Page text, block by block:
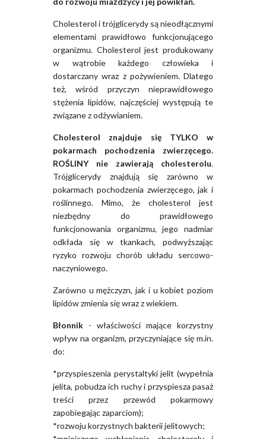
Cholesterol i trójglicerydy są nieodłącznymi
elementami prawidłowo funkcjonującego
organizmu. Cholesterol jest produkowany
w wątrobie każdego człowieka i
dostarczany wraz z pożywieniem. Dlatego
też, wśród przyczyn nieprawidłowego
stężenia lipidów, najczęściej występują te
związane z odżywianiem.
Cholesterol znajduje się TYLKO w
pokarmach pochodzenia zwierzęcego.
ROŚLINY nie zawierają cholesterolu.
Trójglicerydy znajdują się zarówno w
pokarmach pochodzenia zwierzęcego, jak i
roślinnego. Mimo, że cholesterol jest
niezbędny do prawidłowego
funkcjonowania organizmu, jego nadmiar
odkłada się w tkankach, podwyższając
ryzyko rozwoju chorób układu sercowo-
naczyniowego.
Zarówno u mężczyzn, jak i u kobiet poziom
lipidów zmienia się wraz z wiekiem.
Błonnik - właściwości mające korzystny
wpływ na organizm, przyczyniające się m.in.
do:
*przyspieszenia perystaltyki jelit (wypełnia
jelita, pobudza ich ruchy i przyspiesza pasaż
treści przez przewód pokarmowy
zapobiegając zaparciom);
*rozwoju korzystnych bakterii jelitowych;